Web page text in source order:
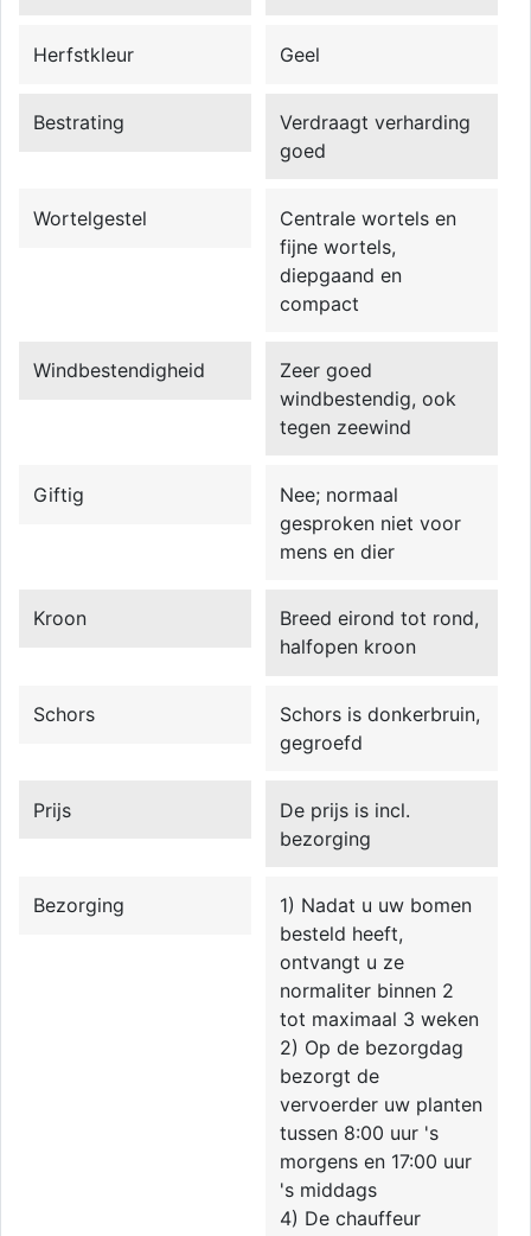
Herfstkleur Geel
Bestrating
Verdraagt verharding
goed
Wortelgestel
Centrale wortels en
fijne wortels,
diepgaand en
compact
Windbestendigheid
Zeer goed
windbestendig, ook
tegen zeewind
Giftig
Nee; normaal
gesproken niet voor
mens en dier
Kroon
Breed eirond tot rond,
halfopen kroon
Schors
Schors is donkerbruin,
gegroefd
Prijs
De prijs is incl.
bezorging
Bezorging
1) Nadat u uw bomen
besteld heeft,
ontvangt u ze
normaliter binnen 2
tot maximaal 3 weken
2) Op de bezorgdag
bezorgt de
vervoerder uw planten
tussen 8:00 uur 's
morgens en 17:00 uur
's middags
4) De chauffeur